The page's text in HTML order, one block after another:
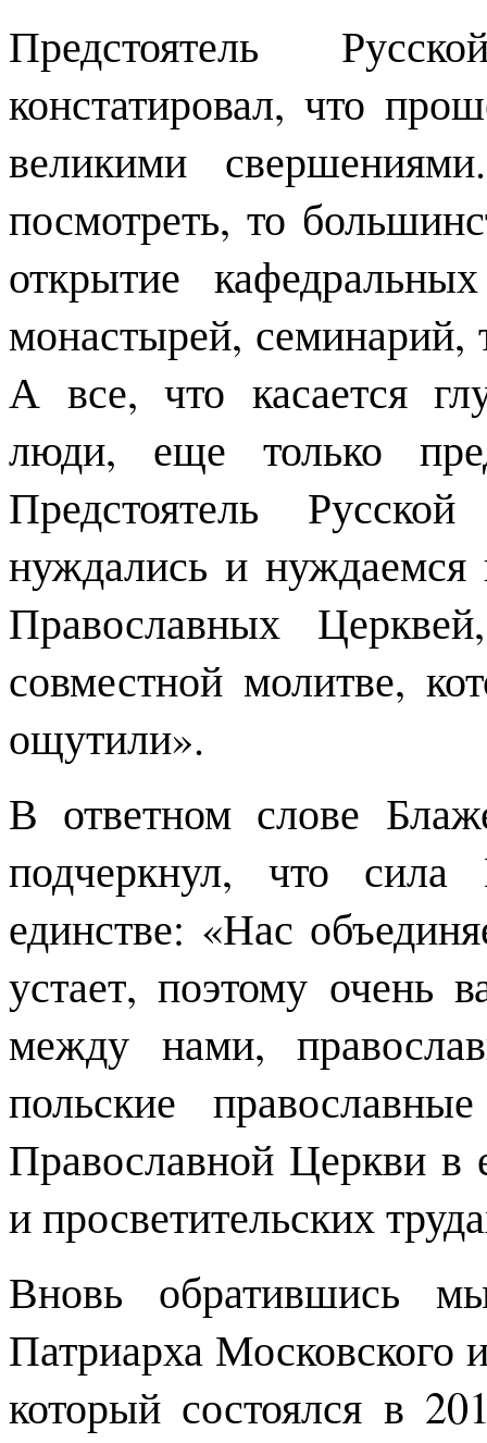
Предстоятель
констатировал, что
великими
посмотреть, то
открытие
монастырей, семинарий,
А все, что касается
люди, еще только
Предстоятель
нуждались и нуждаемся
Православных
совместной молитве,
ощутили».
В ответном слове
подчеркнул, что
единстве: «Нас
устает, поэтому очень
между нами,
польские
Православной Церкви в
и просветительских
Вновь обратившись
Патриарха
который состоялся в